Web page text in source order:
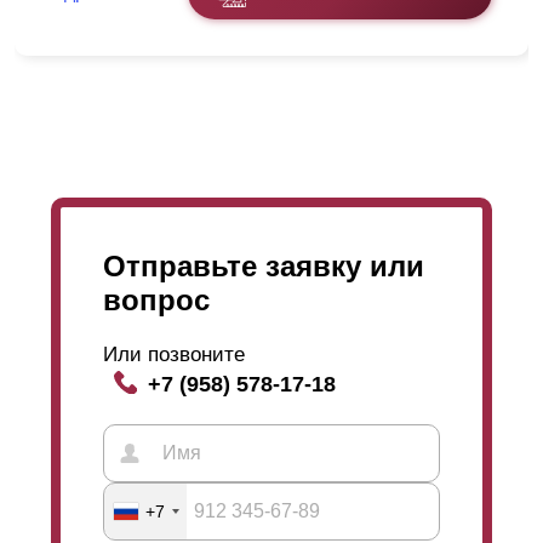
Отправьте заявку или
вопрос
Или позвоните
+7 (958) 578-17-18
+7